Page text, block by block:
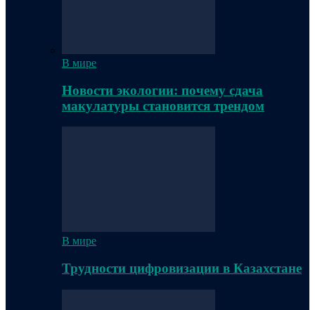
В мире
Новости экологии: почему сдача
макулатуры становится трендом
В мире
Трудности цифровизации в Казахстане